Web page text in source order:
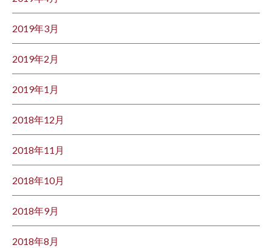
2019年3月
2019年2月
2019年1月
2018年12月
2018年11月
2018年10月
2018年9月
2018年8月